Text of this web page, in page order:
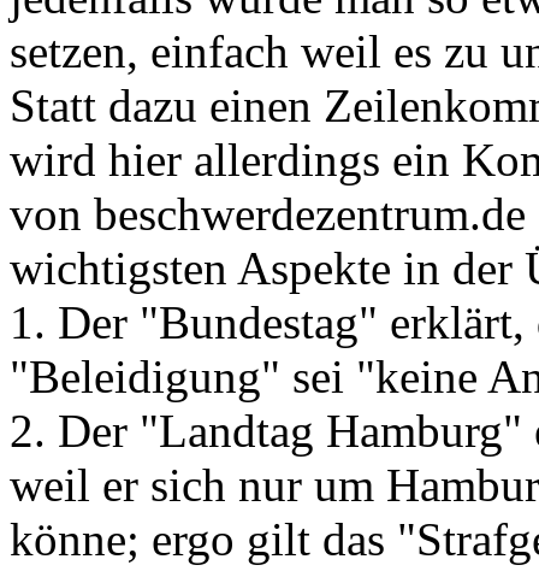
setzen, einfach weil es zu
Statt dazu einen
wird hier allerdings ein
von
wichtigsten Aspekte in der
1. Der "Bundestag"
"Beleidigung" sei "keine
2. Der "Landtag
weil er sich nur um
könne; ergo gilt das